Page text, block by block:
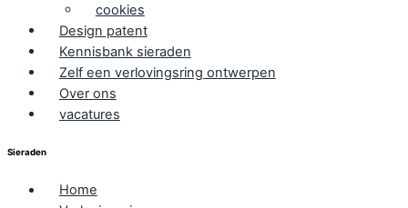
cookies
Design patent
Kennisbank sieraden
Zelf een verlovingsring ontwerpen
Over ons
vacatures
Sieraden
Home